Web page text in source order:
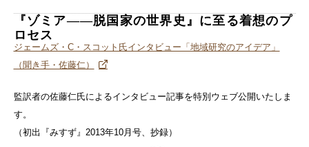
『ゾミア――脱国家の世界史』に至る着想のプ
ロセス
ジェームズ・C・スコット氏インタビュー「地域研究のアイデア」
（聞き手・佐藤仁）
監訳者の佐藤仁氏によるインタビュー記事を特別ウェブ公開いたしま
す。
（初出『みすず』2013年10月号、抄録）